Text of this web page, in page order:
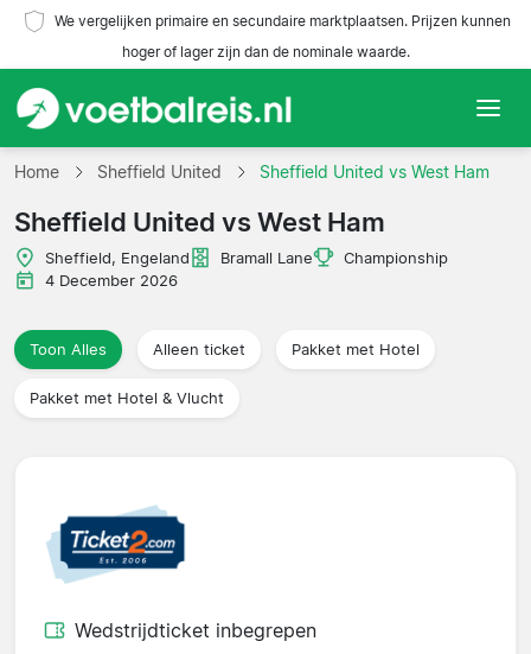
We vergelijken primaire en secundaire marktplaatsen. Prijzen kunnen
hoger of lager zijn dan de nominale waarde.
Home
Teams
Competities
Reisorganisaties
Home Sheffield United Sheffield United vs West Ham
Sheffield United vs West Ham
Sheffield, Engeland Bramall Lane
Championship
4 December 2026
Toon Alles Alleen ticket Pakket met Hotel
Pakket met Hotel & Vlucht
Wedstrijdticket inbegrepen